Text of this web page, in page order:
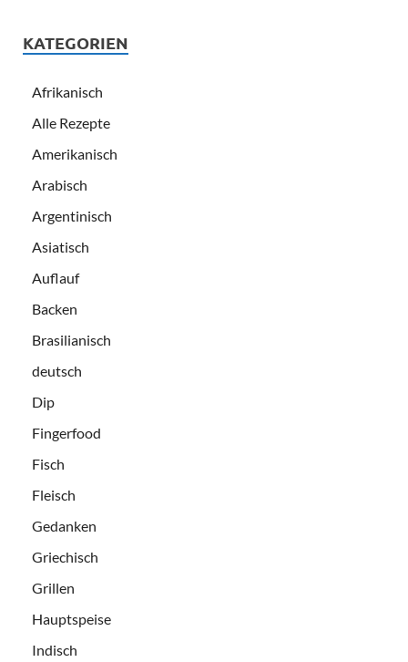
KATEGORIEN
Afrikanisch
Alle Rezepte
Amerikanisch
Arabisch
Argentinisch
Asiatisch
Auflauf
Backen
Brasilianisch
deutsch
Dip
Fingerfood
Fisch
Fleisch
Gedanken
Griechisch
Grillen
Hauptspeise
Indisch